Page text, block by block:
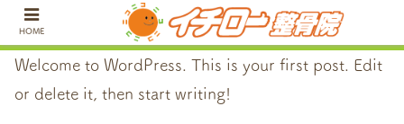
長崎県大村市でお体の不調や痛
Welcome to WordPress. This is your first post. Edit
or delete it, then start writing!
HOME